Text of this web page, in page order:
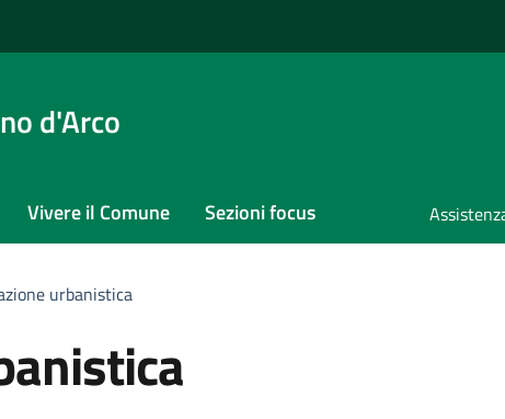
d'Arco
Vivere il Comune Sezioni focus
urbanistica